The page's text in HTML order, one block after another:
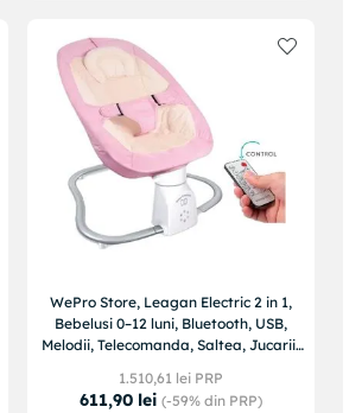
WePro Store, Leagan Electric 2 in 1,
Bebelusi 0–12 luni, Bluetooth, USB,
Melodii, Telecomanda, Saltea, Jucarii,
1.510,61lei PRP
611,90 lei (-59%din PRP)